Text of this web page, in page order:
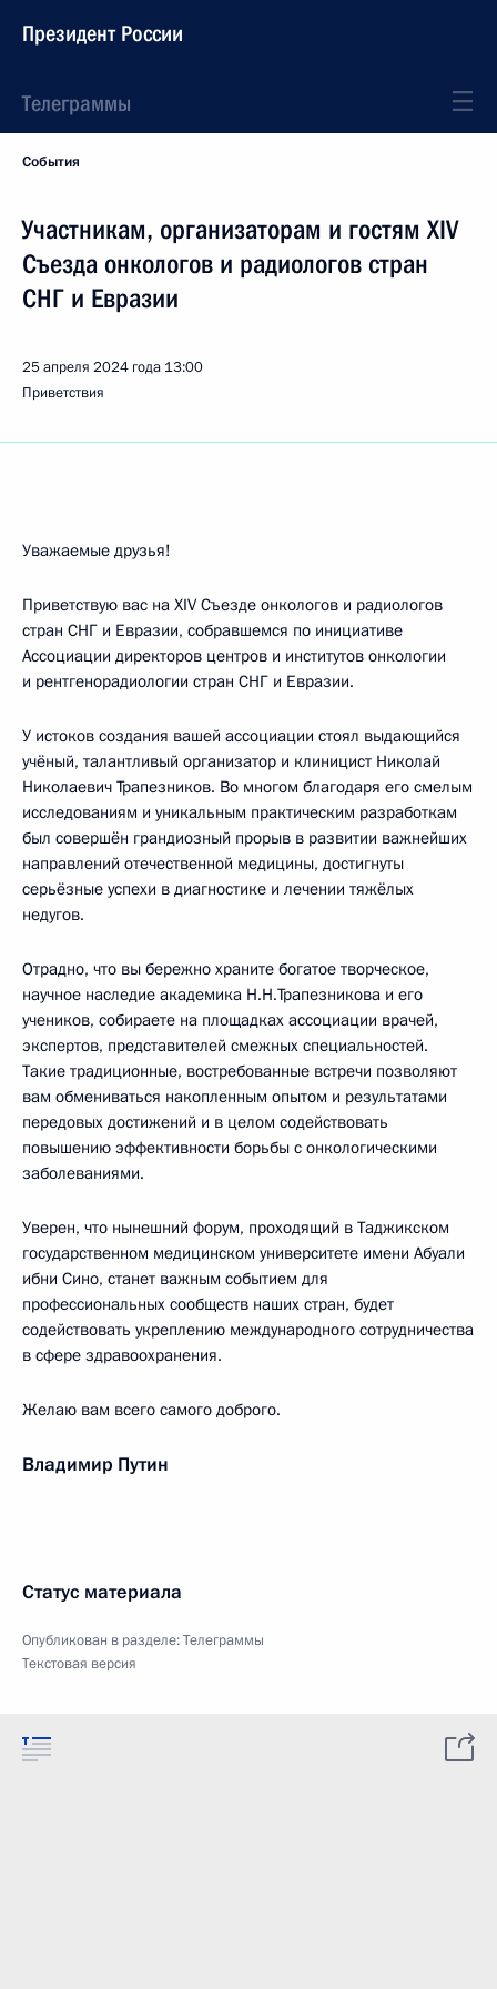
Президент России
Телеграммы
События
Участникам, организаторам и гостям XIV
Съезда онкологов и радиологов стран
СНГ и Евразии
25 апреля 2024 года 13:00
Приветствия
Уважаемые друзья!
Приветствую вас на XIV Съезде онкологов и радиологов
стран СНГ и Евразии, собравшемся по инициативе
Ассоциации директоров центров и институтов онкологии
и рентгенорадиологии стран СНГ и Евразии.
У истоков создания вашей ассоциации стоял выдающийся
учёный, талантливый организатор и клиницист Николай
Николаевич Трапезников. Во многом благодаря его смелым
исследованиям и уникальным практическим разработкам
был совершён грандиозный прорыв в развитии важнейших
направлений отечественной медицины, достигнуты
серьёзные успехи в диагностике и лечении тяжёлых
недугов.
Отрадно, что вы бережно храните богатое творческое,
научное наследие академика Н.Н.Трапезникова и его
учеников, собираете на площадках ассоциации врачей,
экспертов, представителей смежных специальностей.
Такие традиционные, востребованные встречи позволяют
вам обмениваться накопленным опытом и результатами
передовых достижений и в целом содействовать
повышению эффективности борьбы с онкологическими
заболеваниями.
Уверен, что нынешний форум, проходящий в Таджикском
государственном медицинском университете имени Абуали
ибни Сино, станет важным событием для
профессиональных сообществ наших стран, будет
содействовать укреплению международного сотрудничества
в сфере здравоохранения.
Желаю вам всего самого доброго.
Владимир Путин
Статус материала
Опубликован в разделе:Телеграммы
Текстовая версия